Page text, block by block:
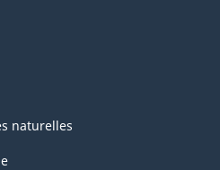
naturelles